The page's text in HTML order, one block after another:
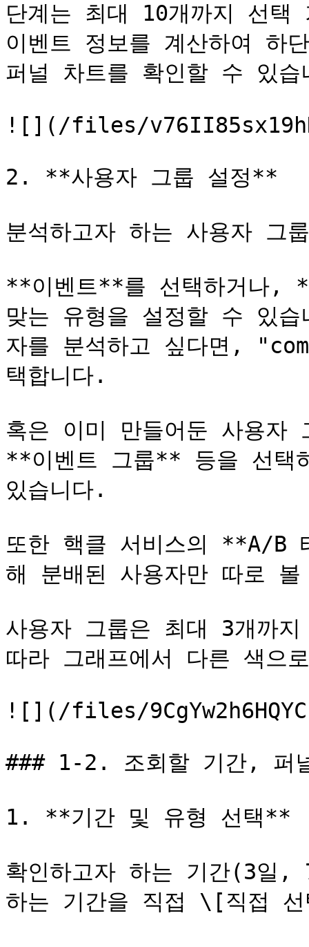
단계는 최대 10개까지 선
이벤트 정보를 계산하여 하
퍼널 차트를 확인할 수 있습
![](/files/
2. **사용자 그룹 설정**
분석하고자 하는 사용자 그
**이벤트**를 선택하거나,
맞는 유형을 설정할 수 있
자를 분석하고 싶다면,
택합니다.
혹은 이미 만들어둔 사용
**이벤트 그룹** 등을 선택
있습니다.
또한 핵클 서비스의 **A/
해 분배된 사용자만 따로
사용자 그룹은 최대 3개까
따라 그래프에서 다른 색으
![](/files/
### 1-2. 조회할 기간, 퍼
1. **기간 및 유형 선택**
확인하고자 하는 기간(3
하는 기간을 직접 \[직접